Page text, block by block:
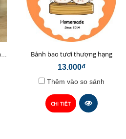
Đồ uống nước giải khát cà phê sữa hạt Chop Chef Bánh bao tươi thượng hạng
13.000₫
Thêm vào so sánh
CHI TIẾT